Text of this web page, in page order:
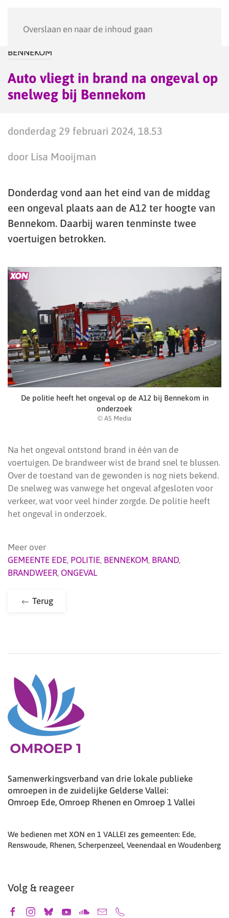
Overslaan en naar de inhoud gaan
BENNEKOM
Auto vliegt in brand na ongeval op
snelweg bij Bennekom
donderdag 29 februari 2024, 18.53
door Lisa Mooijman
Donderdag vond aan het eind van de middag
een ongeval plaats aan de A12 ter hoogte van
Bennekom. Daarbij waren tenminste twee
voertuigen betrokken.
De politie heeft het ongeval op de A12 bij Bennekom in
onderzoek
© AS Media
Na het ongeval ontstond brand in één van de
voertuigen. De brandweer wist de brand snel te blussen.
Over de toestand van de gewonden is nog niets bekend.
De snelweg was vanwege het ongeval afgesloten voor
verkeer, wat voor veel hinder zorgde. De politie heeft
het ongeval in onderzoek.
Meer over
GEMEENTE EDE, POLITIE, BENNEKOM, BRAND,
BRANDWEER, ONGEVAL
Terug
Samenwerkingsverband van drie lokale publieke
omroepen in de zuidelijke Gelderse Vallei:
Omroep Ede, Omroep Rhenen en Omroep 1 Vallei
We bedienen met XON en 1 VALLEI zes gemeenten: Ede,
Renswoude, Rhenen, Scherpenzeel, Veenendaal en Woudenberg
Volg & reageer